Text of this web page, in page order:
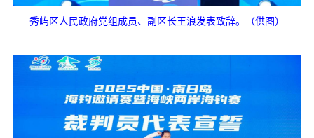
秀屿区人民政府党组成员、副区长王浪发表致辞。（供图）